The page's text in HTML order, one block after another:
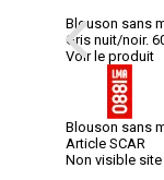
Blouson sans
Gris nuit/noir.
Voir le produit
Blouson sans
Article SCAR
Non visible site